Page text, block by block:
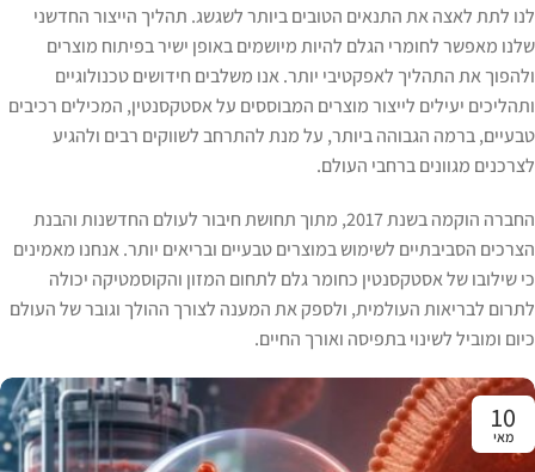
לנו לתת לאצה את התנאים הטובים ביותר לשגשג. תהליך הייצור החדשני
שלנו מאפשר לחומרי הגלם להיות מיושמים באופן ישיר בפיתוח מוצרים
ולהפוך את התהליך לאפקטיבי יותר. אנו משלבים חידושים טכנולוגיים
ותהליכים יעילים לייצור מוצרים המבוססים על אסטקסנטין, המכילים רכיבים
טבעיים, ברמה הגבוהה ביותר, על מנת להתרחב לשווקים רבים ולהגיע
לצרכנים מגוונים ברחבי העולם.​
החברה הוקמה בשנת 2017, מתוך תחושת חיבור לעולם החדשנות והבנת
הצרכים הסביבתיים לשימוש במוצרים טבעיים ובריאים יותר. אנחנו מאמינים
כי שילובו של אסטקסנטין כחומר גלם לתחום המזון והקוסמטיקה יכולה
לתרום לבריאות העולמית, ולספק את המענה לצורך ההולך וגובר של העולם
כיום ומוביל לשינוי בתפיסה ואורך החיים.
10
מאי